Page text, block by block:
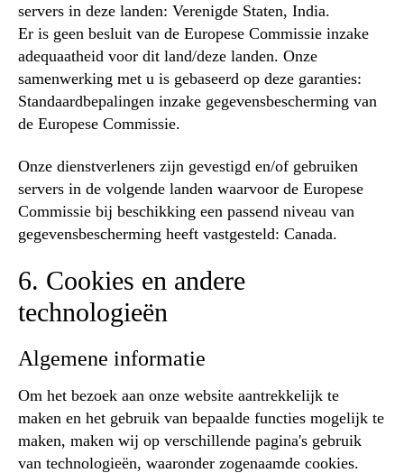
servers in deze landen: Verenigde Staten, India.
Er is geen besluit van de Europese Commissie inzake
adequaatheid voor dit land/deze landen. Onze
samenwerking met u is gebaseerd op deze garanties:
Standaardbepalingen inzake gegevensbescherming van
de Europese Commissie.
Onze dienstverleners zijn gevestigd en/of gebruiken
servers in de volgende landen waarvoor de Europese
Commissie bij beschikking een passend niveau van
gegevensbescherming heeft vastgesteld: Canada.
6. Cookies en andere
technologieën
Algemene informatie
Om het bezoek aan onze website aantrekkelijk te
maken en het gebruik van bepaalde functies mogelijk te
maken, maken wij op verschillende pagina's gebruik
van technologieën, waaronder zogenaamde cookies.